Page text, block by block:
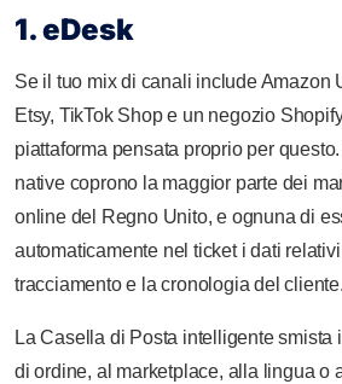
1. eDesk
Se il tuo mix di canali include Amazon
Etsy, TikTok Shop e un negozio
piattaforma pensata proprio per
native coprono la maggior parte dei
online del Regno Unito, e ognuna di
automaticamente nel ticket i dati
tracciamento e la cronologia del cliente.
La Casella di Posta intelligente smista
di ordine, al marketplace, alla lingua o